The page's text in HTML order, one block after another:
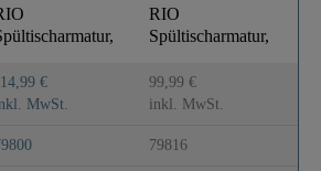
von
RIO
Spültischarmatur,
€
MwSt.
99,99 €
inkl. MwSt.
79816